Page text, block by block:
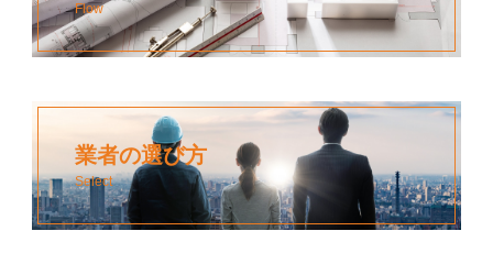
Flow
業者の選び方
Select